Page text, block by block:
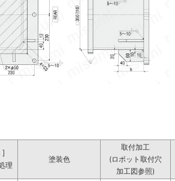
]
理
塗装色
取付加工
(ロボット取付穴
加工図参照)